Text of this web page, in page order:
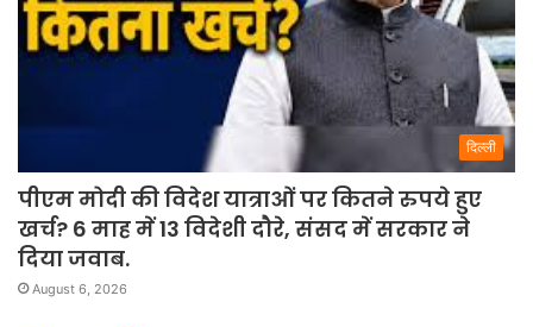
दिल्ली
पीएम मोदी की विदेश यात्राओं पर कितने रुपये हुए
खर्च? 6 माह में 13 विदेशी दौरे, संसद में सरकार ने
दिया जवाब.
August 6, 2026